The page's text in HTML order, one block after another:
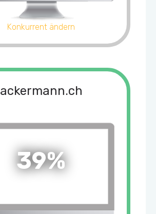
Konkurrent ändern
ackermann.ch
39%